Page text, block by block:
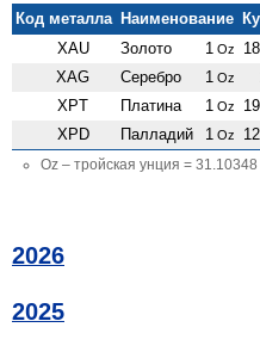
Код металла Наименование
XAU
Золото 1 Oz
XAG Серебро 1 Oz
XPT Платина 1 Oz
XPD Палладий 1 Oz
Oz – тройская унция =
2026
2025